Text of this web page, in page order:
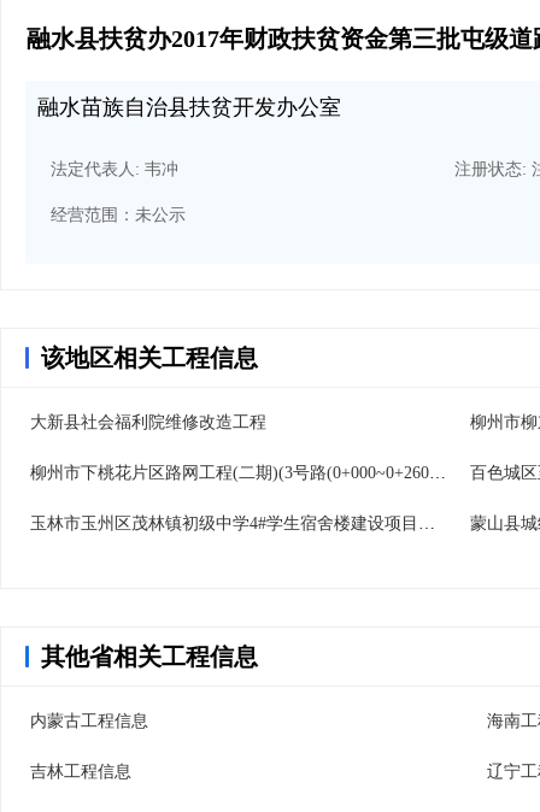
融水县扶贫办2017年财政扶贫资金第三批屯级
融水苗族自治县扶贫开发办公室
法定代表人: 韦冲 注册状态:
经营范围： 未公示
该地区相关工程信息
大新县社会福利院维修改造工程 柳州市
柳州市下桃花片区路网工程(二期)(3号路(0+000~0+260)、6号路(1+060.724~1+901.914段)、北四路(0+000~0+260)、北五路(0+000~0+832.51段))
玉林市玉州区茂林镇初级中学4#学生宿舍楼建设项目工程 蒙山县
其他省相关工程信息
内蒙古工程信息 海南
吉林工程信息 辽宁